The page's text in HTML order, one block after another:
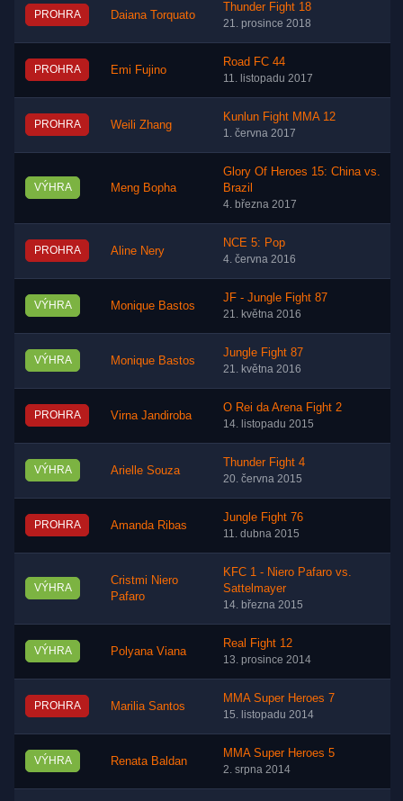
PROHRA Daiana Torquato
Thunder Fight 18
21. prosince 2018
PROHRA Emi Fujino
Road FC 44
11. listopadu 2017
PROHRA Weili Zhang
Kunlun Fight MMA 12
1. června 2017
VÝHRA Meng Bopha
Glory Of Heroes 15: China vs.
Brazil
4. března 2017
PROHRA Aline Nery
NCE 5: Pop
4. června 2016
VÝHRA Monique Bastos
JF - Jungle Fight 87
21. května 2016
VÝHRA Monique Bastos
Jungle Fight 87
21. května 2016
PROHRA Virna Jandiroba
O Rei da Arena Fight 2
14. listopadu 2015
VÝHRA Arielle Souza
Thunder Fight 4
20. června 2015
PROHRA Amanda Ribas
Jungle Fight 76
11. dubna 2015
VÝHRA
Cristmi Niero
Pafaro
KFC 1 - Niero Pafaro vs.
Sattelmayer
14. března 2015
VÝHRA Polyana Viana
Real Fight 12
13. prosince 2014
PROHRA Marilia Santos
MMA Super Heroes 7
15. listopadu 2014
VÝHRA Renata Baldan
MMA Super Heroes 5
2. srpna 2014